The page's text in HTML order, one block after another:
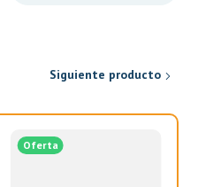
Siguiente producto
Oferta